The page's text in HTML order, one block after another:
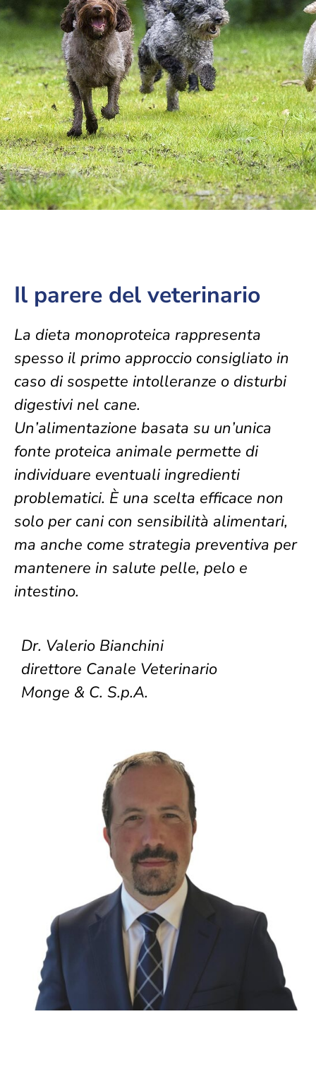
Il parere del veterinario
La dieta monoproteica rappresenta
spesso il primo approccio consigliato in
caso di sospette intolleranze o disturbi
digestivi nel cane.
Un’alimentazione basata su un’unica
fonte proteica animale permette di
individuare eventuali ingredienti
problematici. È una scelta efficace non
solo per cani con sensibilità alimentari,
ma anche come strategia preventiva per
mantenere in salute pelle, pelo e
intestino.
Dr. Valerio Bianchini
direttore Canale Veterinario
Monge & C. S.p.A.